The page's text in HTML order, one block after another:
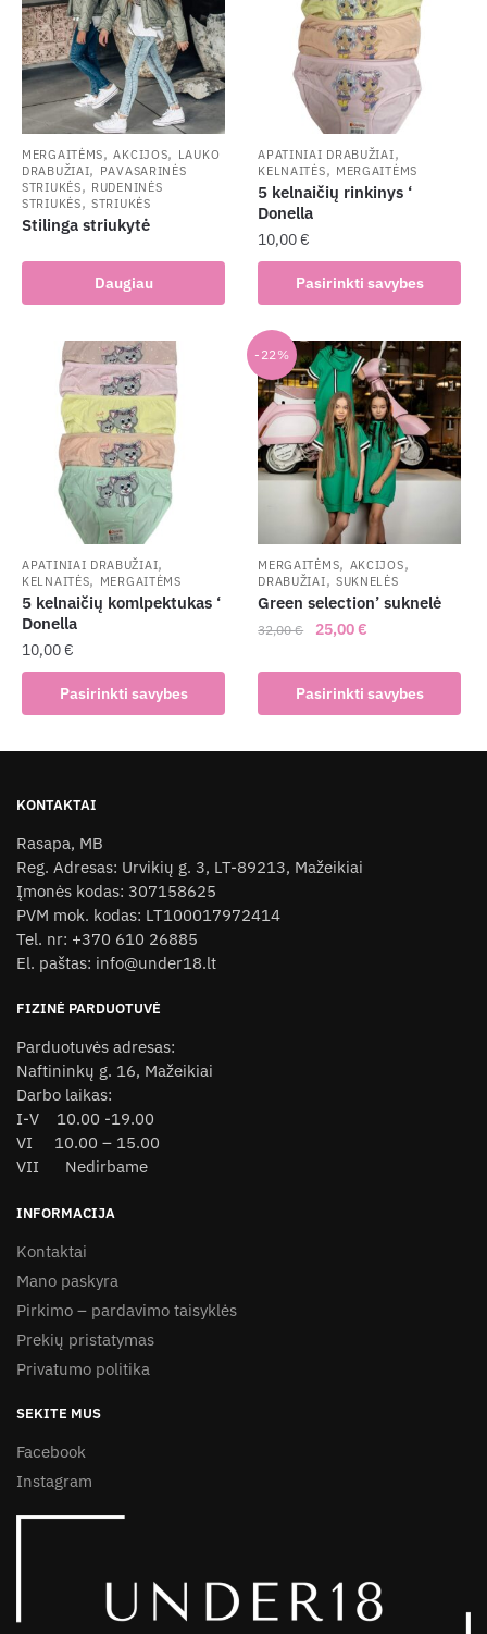
MERGAITĖMS,AKCIJOS, LAUKO
DRABUŽIAI, PAVASARINĖS
STRIUKĖS, RUDENINĖS
STRIUKĖS,STRIUKĖS
Stilinga striukytė
Daugiau
APATINIAI DRABUŽIAI,
KELNAITĖS, MERGAITĖMS
5 kelnaičių rinkinys ‘
Donella
10,00€
Pasirinkti savybes
product
has
multiple
variants.
The
options
may
be
the
product
page
APATINIAI DRABUŽIAI,
KELNAITĖS, MERGAITĖMS
5 kelnaičių komlpektukas ‘
Donella
10,00€
Pasirinkti savybes
product
The
options
may
be
chosen
on
the
product
-22%
MERGAITĖMS, AKCIJOS,
DRABUŽIAI, SUKNELĖS
Green selection’ suknelė
32,00€
Original
was:
32,00 €.
25,00€
is:
25,00 €.
Pasirinkti savybes
product
has
be
on
KONTAKTAI
Rasapa, MB
Reg. Adresas: Urvikių g. 3, LT-89213, Mažeikiai
Įmonės kodas: 307158625
PVM mok. kodas: LT100017972414
Tel. nr: +370 610 26885
El. paštas: info@under18.lt
FIZINĖ PARDUOTUVĖ
Parduotuvės adresas:
Naftininkų g. 16, Mažeikiai
Darbo laikas:
I-V 10.00 -19.00
VI 10.00 – 15.00
VII Nedirbame
INFORMACIJA
Kontaktai
Mano paskyra
Pirkimo – pardavimo taisyklės
Prekių pristatymas
Privatumo politika
SEKITE MUS
Facebook
Instagram